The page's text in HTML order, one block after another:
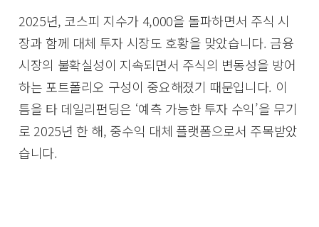
2025년, 코스피 지수가 4,000을 돌파하면서 주식 시
장과 함께 대체 투자 시장도 호황을 맞았습니다. 금융
시장의 불확실성이 지속되면서 주식의 변동성을 방어
하는 포트폴리오 구성이 중요해졌기 때문입니다. 이
틈을 타 데일리펀딩은 ‘예측 가능한 투자 수익’을 무기
로 2025년 한 해, 중수익 대체 플랫폼으로서 주목받았
습니다.